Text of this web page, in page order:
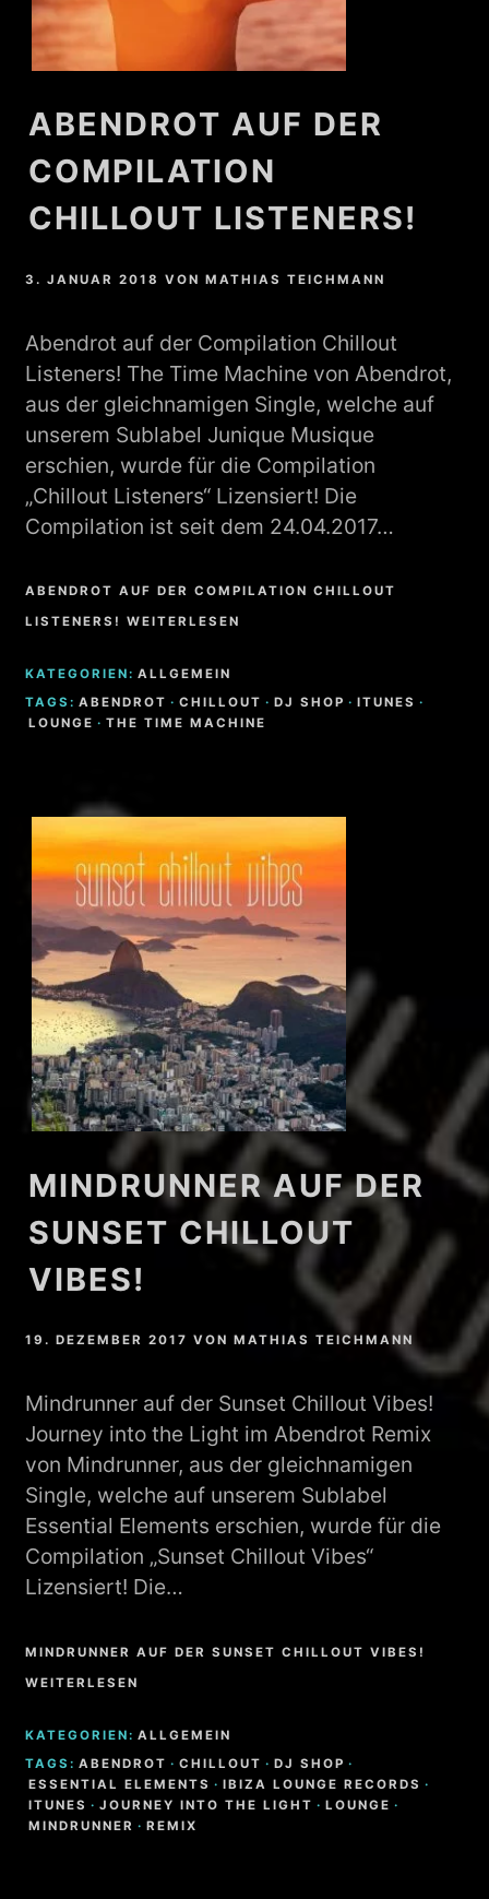
ABENDROT AUF DER
COMPILATION
CHILLOUT LISTENERS!
3. JANUAR 2018 VONMATHIAS TEICHMANN
Abendrot auf der Compilation Chillout
Listeners! The Time Machine von Abendrot,
aus der gleichnamigen Single, welche auf
unserem Sublabel Junique Musique
erschien, wurde für die Compilation
„Chillout Listeners“ Lizensiert! Die
Compilation ist seit dem 24.04.2017…
ABENDROT AUF DER COMPILATION CHILLOUT
LISTENERS! WEITERLESEN
KATEGORIEN: ALLGEMEIN
TAGS: ABENDROT · CHILLOUT · DJ SHOP · ITUNES ·
LOUNGE · THE TIME MACHINE
MINDRUNNER AUF DER
SUNSET CHILLOUT
VIBES!
19. DEZEMBER 2017 VONMATHIAS TEICHMANN
Mindrunner auf der Sunset Chillout Vibes!
Journey into the Light im Abendrot Remix
von Mindrunner, aus der gleichnamigen
Single, welche auf unserem Sublabel
Essential Elements erschien, wurde für die
Compilation „Sunset Chillout Vibes“
Lizensiert! Die…
MINDRUNNER AUF DER SUNSET CHILLOUT VIBES!
WEITERLESEN
KATEGORIEN: ALLGEMEIN
TAGS: ABENDROT · CHILLOUT · DJ SHOP ·
ESSENTIAL ELEMENTS · IBIZA LOUNGE RECORDS ·
ITUNES · JOURNEY INTO THE LIGHT · LOUNGE ·
MINDRUNNER · REMIX